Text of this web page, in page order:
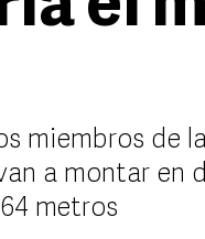
miembros de
a montar en
metros